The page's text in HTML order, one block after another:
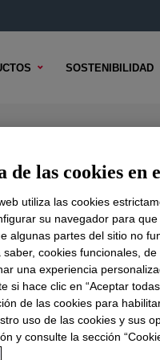
SOSTENIBILIDAD
TÉCNICO OPCIONES
de las cookies en
utiliza las cookies
su navegador para
algunas partes del sitio no
saber, cookies funcionales,
una experiencia
si hace clic en “Aceptar
de las cookies para
uso de las cookies y sus
y consulte la sección